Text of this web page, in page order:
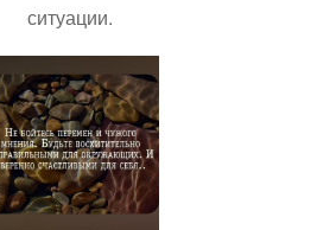
ситуации.